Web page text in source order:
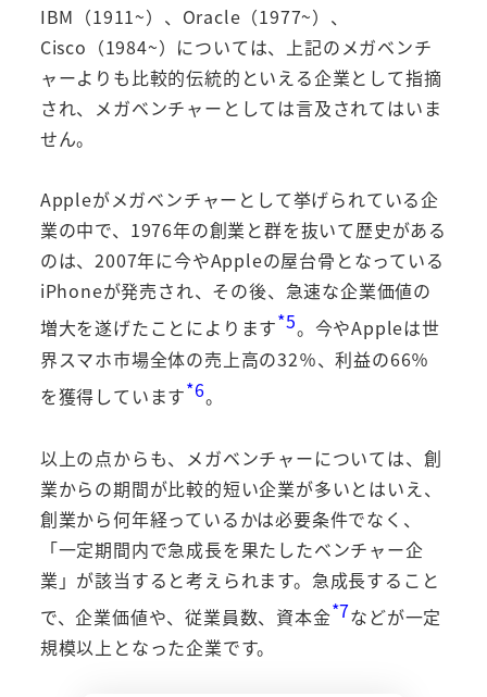
IBM（1911~）、Oracle（1977~）、
Cisco（1984~）については、上記のメガベンチ
ャーよりも比較的伝統的といえる企業として指摘
され、メガベンチャーとしては言及されてはいま
せん。
Appleがメガベンチャーとして挙げられている企
業の中で、1976年の創業と群を抜いて歴史がある
のは、2007年に今やAppleの屋台骨となっている
iPhoneが発売され、その後、急速な企業価値の
増大を遂げたことによります*5。今やAppleは世
界スマホ市場全体の売上高の32％、利益の66％
を獲得しています*6。
以上の点からも、メガベンチャーについては、創
業からの期間が比較的短い企業が多いとはいえ、
創業から何年経っているかは必要条件でなく、
「一定期間内で急成長を果たしたベンチャー企
業」が該当すると考えられます。急成長すること
で、企業価値や、従業員数、資本金*7などが一定
規模以上となった企業です。